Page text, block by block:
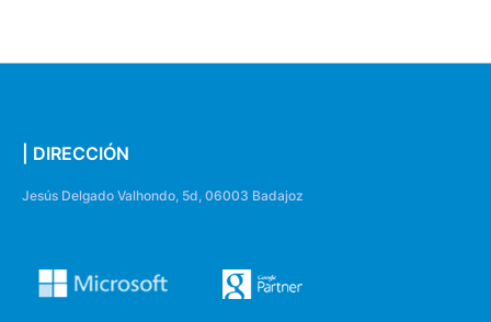
| DIRECCIÓN
Jesús Delgado Valhondo, 5d, 06003 Badajoz